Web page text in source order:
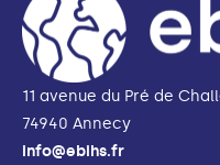
11 avenue du Pré de
74940 Annecy
info@ebihs.fr